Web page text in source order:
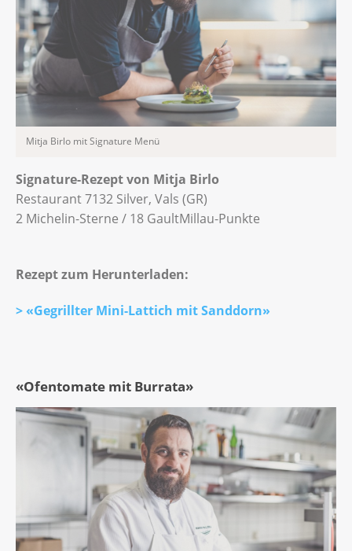
Mitja Birlo mit Signature Menü
Signature-Rezept von Mitja Birlo
Restaurant 7132 Silver, Vals (GR)
2 Michelin-Sterne / 18 GaultMillau-Punkte
Rezept zum Herunterladen:
> «Gegrillter Mini-Lattich mit Sanddorn»
«Ofentomate mit Burrata»